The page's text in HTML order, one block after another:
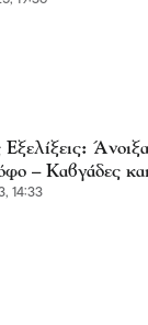
Εξελίξεις:
– Καβγάδες
14:33